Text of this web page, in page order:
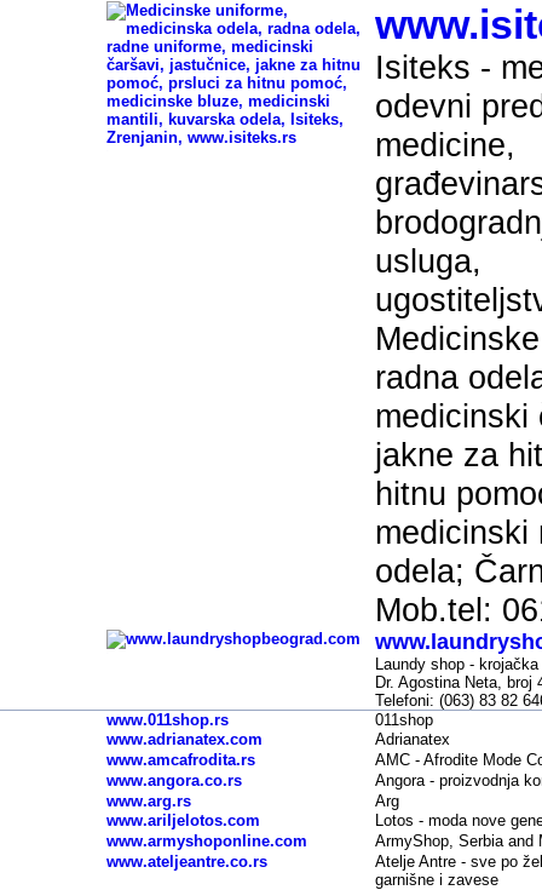
Isiteks -
odevni
medicine,
usluga,
radna
medicinski
jakne za
hitnu
medicinski
odela;
Mob.tel:
Laundy shop -
Dr. Agostina Neta, broj
Telefoni: (063) 83 82
www.011shop.rs
011shop
www.adrianatex.com
Adrianatex
www.amcafrodita.rs
AMC - Afrodite Mode
www.angora.co.rs
Angora - proizvodnja
www.arg.rs
Arg
www.ariljelotos.com
Lotos - moda nove
www.armyshoponline.com
ArmyShop, Serbia and
www.ateljeantre.co.rs
Atelje Antre - sve po
garnišne i zavese